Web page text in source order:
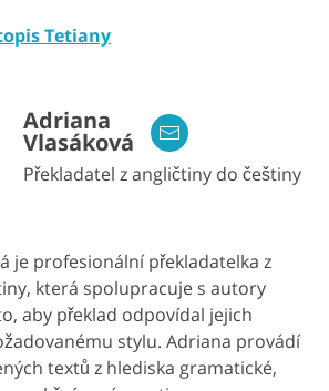
Tetiany
Adriana
Vlasáková
Překladatel z angličtiny do češtiny
je profesionální překladatelka z
která spolupracuje s autory
aby překlad odpovídal jejich
stylu. Adriana provádí
textů z hlediska gramatické,